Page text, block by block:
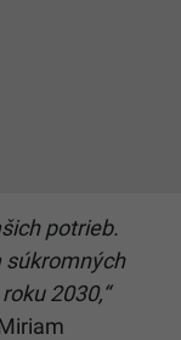
potrieb.
súkromných
2030,“